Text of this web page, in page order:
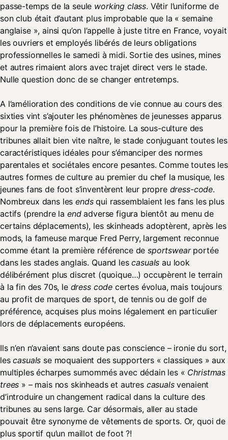
passe-temps de la seule working class. Vêtir l’uniforme de
son club était d’autant plus improbable que la « semaine
anglaise », ainsi qu’on l’appelle à juste titre en France, voyait
les ouvriers et employés libérés de leurs obligations
professionnelles le samedi à midi. Sortie des usines, mines
et autres rimaient alors avec trajet direct vers le stade.
Nulle question donc de se changer entretemps.
A l’amélioration des conditions de vie connue au cours des
sixties vint s’ajouter les phénomènes de jeunesses apparus
pour la première fois de l’histoire. La sous-culture des
tribunes allait bien vite naître, le stade conjuguant toutes les
caractéristiques idéales pour s’émanciper des normes
parentales et sociétales encore pesantes. Comme toutes les
autres formes de culture au premier du chef la musique, les
jeunes fans de foot s’inventèrent leur propre dress-code.
Nombreux dans lesendsqui rassemblaient les fans les plus
actifs (prendre la endadverse figura bientôt au menu de
certains déplacements), les skinheads adoptèrent, après les
mods, la fameuse marque Fred Perry, largement reconnue
comme étant la première référence desportswearportée
dans les stades anglais. Quand lescasuals au look
délibérément plus discret (quoique…) occupèrent le terrain
à la fin des 70s, le dress code certes évolua, mais toujours
au profit de marques de sport, de tennis ou de golf de
préférence, acquises plus moins légalement en particulier
lors de déplacements européens.
Ils n’en n’avaient sans doute pas conscience – ironie du sort,
lescasuals se moquaient des supporters « classiques » aux
multiples écharpes surnommés avec dédain les « Christmas
trees » – mais nos skinheads et autres casualsvenaient
d’introduire un changement radical dans la culture des
tribunes au sens large. Car désormais, aller au stade
pouvait être synonyme de vêtements de sports. Or, quoi de
plus sportif qu’un maillot de foot ?!